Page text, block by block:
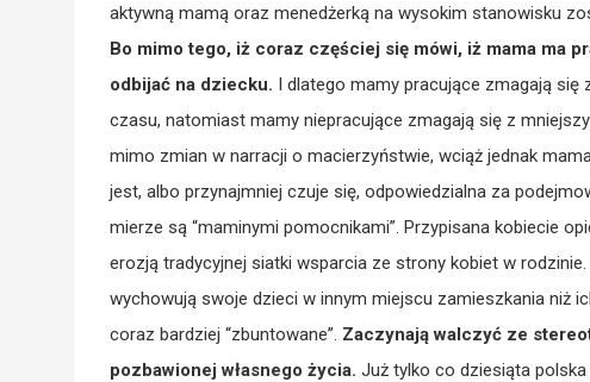
aktywną mamą oraz menedżerką na wysokim stanowisku
Bo mimo tego, iż coraz częściej się mówi, iż mama ma
odbijać na dziecku. I dlatego mamy pracujące zmagają się
czasu, natomiast mamy niepracujące zmagają się z
mimo zmian w narracji o macierzyństwie, wciąż jednak
jest, albo przynajmniej czuje się, odpowiedzialna za
mierze są “maminymi pomocnikami”. Przypisana kobiecie
erozją tradycyjnej siatki wsparcia ze strony kobiet w
wychowują swoje dzieci w innym miejscu zamieszkania niż
coraz bardziej “zbuntowane”. Zaczynają walczyć ze
pozbawionej własnego życia. Już tylko co dziesiąta